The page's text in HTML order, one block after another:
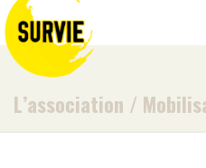
L’association /